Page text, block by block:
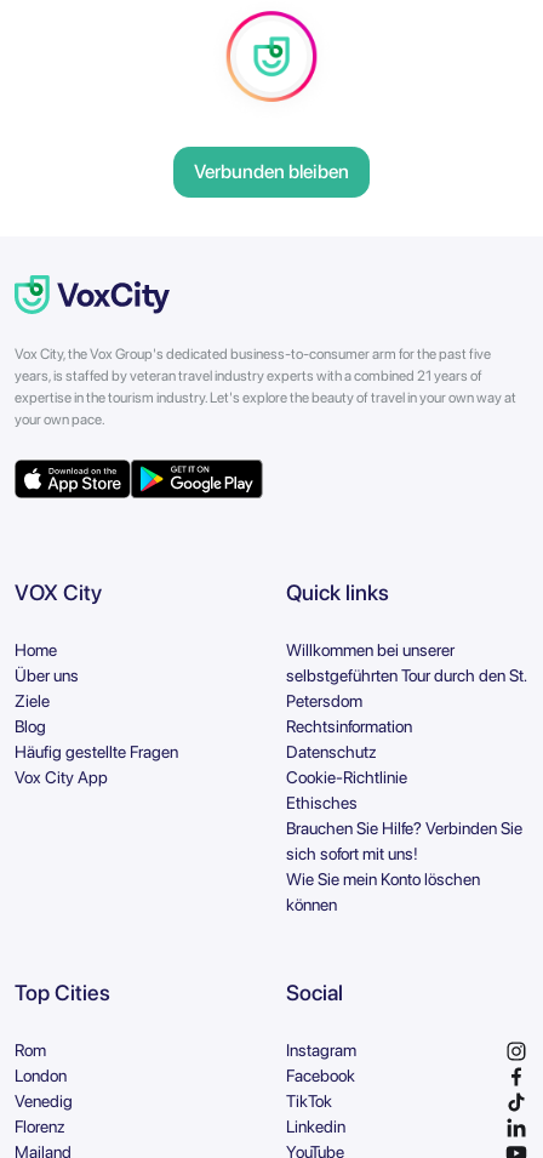
Verbunden bleiben
Vox City, the Vox Group's dedicated business-to-consumer arm for the past five
years, is staffed by veteran travel industry experts with a combined 21 years of
expertise in the tourism industry. Let's explore the beauty of travel in your own way at
your own pace.
VOX City
Home
Über uns
Ziele
Blog
Häufig gestellte Fragen
Vox City App
Quick links
Willkommen bei unserer
selbstgeführten Tour durch den St.
Petersdom
Rechtsinformation
Datenschutz
Cookie-Richtlinie
Ethisches
Brauchen Sie Hilfe? Verbinden Sie
sich sofort mit uns!
Wie Sie mein Konto löschen
können
Top Cities
Rom
London
Venedig
Florenz
Mailand
Social
Instagram
Facebook
TikTok
Linkedin
YouTube